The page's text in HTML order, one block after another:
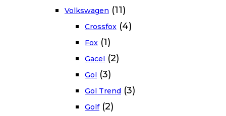
Volkswagen (11)
Crossfox (4)
Fox (1)
Gacel (2)
Gol (3)
Gol Trend (3)
Golf (2)